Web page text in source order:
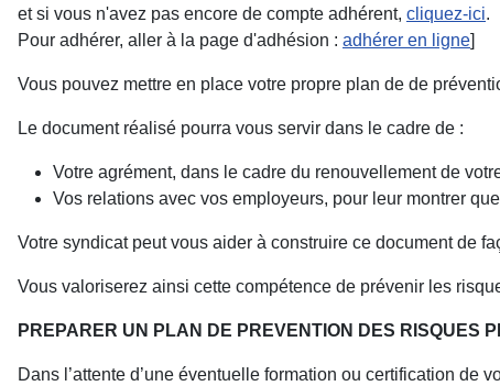
et si vous n'avez pas encore de compte adhérent, cliquez-ici.
Pour adhérer, aller à la page d'adhésion : adhérer en ligne]
Vous pouvez mettre en place votre propre plan de de
Le document réalisé pourra vous servir dans le cadre de :
Votre agrément, dans le cadre du renouvellement de
Vos relations avec vos employeurs, pour leur montrer
Votre syndicat peut vous aider à construire ce document de
Vous valoriserez ainsi cette compétence de prévenir les
PREPARER UN PLAN DE PREVENTION DES RISQUES
Dans l’attente d’une éventuelle formation ou certification